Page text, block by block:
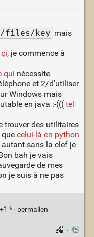
files/key mais
çi, je commence à
qui nécessite
et 2/d'utiliser
Windows mais
en java :-((( tel
trouver des utilitaires
celui-là en python
sans la clef je
bah je vais
de mes
je suis à ne pas
* · permalien
·